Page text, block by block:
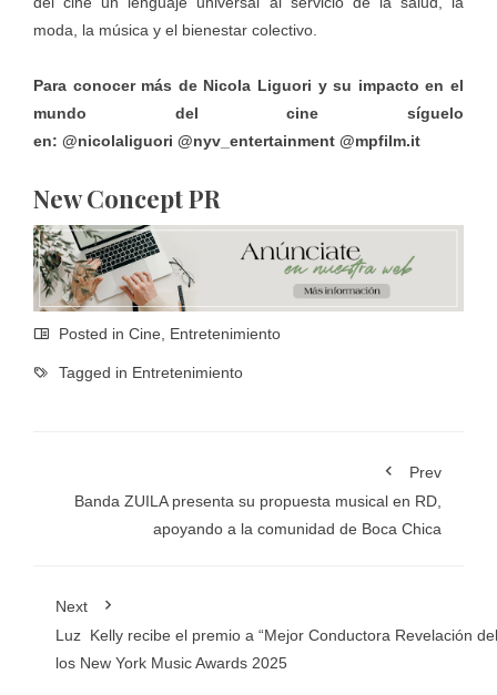
moda, la música y el bienestar colectivo.
Para conocer más de Nicola Liguori y su impacto en el
mundo del cine síguelo
en: @nicolaliguori @nyv_entertainment @mpfilm.it
New Concept PR
Posted in Cine Entretenimiento
Tagged in Entretenimiento
Prev
Banda ZUILA presenta su propuesta musical en RD,
apoyando a la comunidad de Boca Chica
Next
Luz Kelly recibe el premio a “Mejor Conductora Revelación
los New York Music Awards 2025